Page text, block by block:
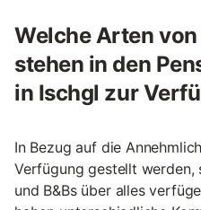
Welche Arten
stehen in den
in Ischgl zur
In Bezug auf die
Verfügung gestellt werden,
und B&Bs über alles